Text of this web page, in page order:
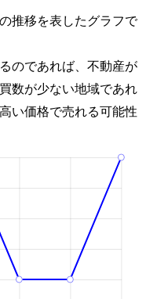
推移を表したグラフで
のであれば、不動産が
数が少ない地域であれ
い価格で売れる可能性